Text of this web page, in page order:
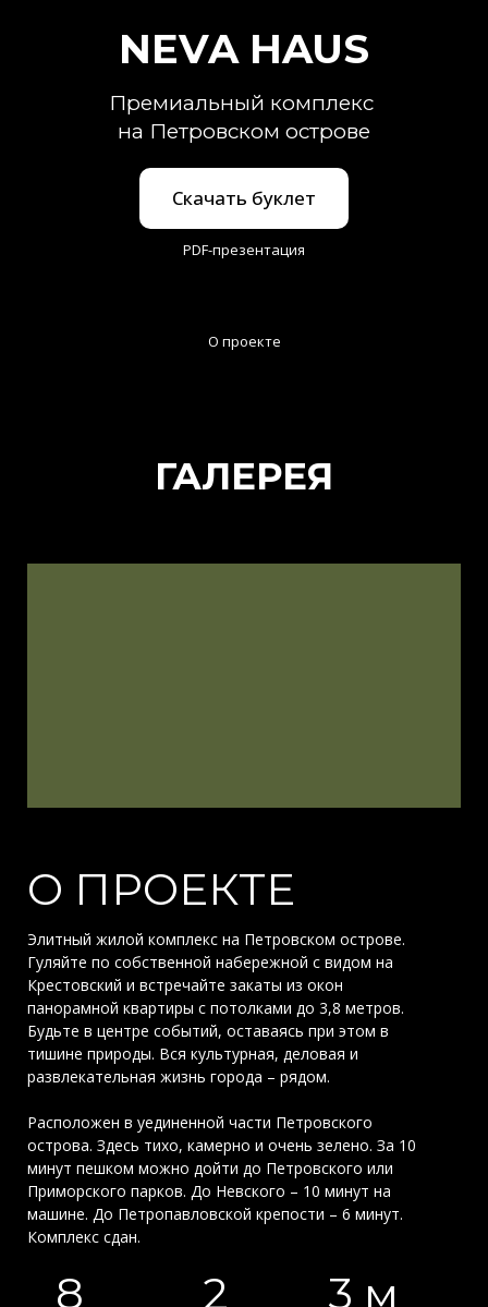
NEVA HAUS
Премиальный комплекс
на Петровском острове
Скачать буклет
PDF-презентация
О проекте
ГАЛЕРЕЯ
2
О ПРОЕКТЕ
3 м
8
Элитный жилой комплекс на Петровском острове.
Гуляйте по собственной набережной с видом на
Крестовский и встречайте закаты из окон
панорамной квартиры с потолками до 3,8 метров.
Будьте в центре событий, оставаясь при этом в
тишине природы. Вся культурная, деловая и
развлекательная жизнь города – рядом.
Расположен в уединенной части Петровского
острова. Здесь тихо, камерно и очень зелено. За 10
минут пешком можно дойти до Петровского или
Приморского парков. До Невского – 10 минут на
машине. До Петропавловской крепости – 6 минут.
Комплекс сдан.